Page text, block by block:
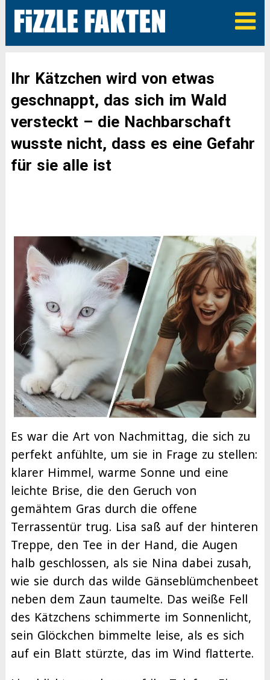
Ihr Kätzchen wird von etwas
geschnappt, das sich im Wald
versteckt – die Nachbarschaft
wusste nicht, dass es eine Gefahr
für sie alle ist
Es war die Art von Nachmittag, die sich zu
perfekt anfühlte, um sie in Frage zu stellen:
klarer Himmel, warme Sonne und eine
leichte Brise, die den Geruch von
gemähtem Gras durch die offene
Terrassentür trug. Lisa saß auf der hinteren
Treppe, den Tee in der Hand, die Augen
halb geschlossen, als sie Nina dabei zusah,
wie sie durch das wilde Gänseblümchenbeet
neben dem Zaun taumelte. Das weiße Fell
des Kätzchens schimmerte im Sonnenlicht,
sein Glöckchen bimmelte leise, als es sich
auf ein Blatt stürzte, das im Wind flatterte.